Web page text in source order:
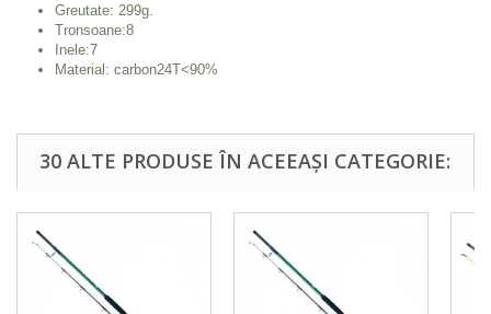
Greutate: 299g.
Tronsoane:8
Inele:7
Material: carbon24T<90%
30 ALTE PRODUSE ÎN ACEEAȘI CATEGORIE: